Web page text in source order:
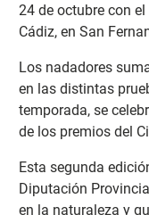
24 de octubre con
Cádiz, en San
Los nadadores
en las distintas
temporada, se
de los premios del
Esta segunda
Diputación
en la naturaleza y